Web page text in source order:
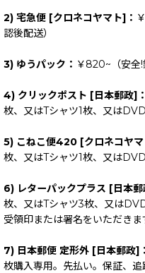
2) 宅急便 [クロネコヤマト]：
認後配送）
3) ゆうパック： ￥820~（安全!
4) クリックポスト [日本郵政]：
枚、又はTシャツ1枚、又は
5) こねこ便420 [クロネコヤマ
枚、又はTシャツ1枚、又は
6) レターパックプラス [日本郵
枚、又はTシャツ3枚、又は
受領印または署名をいただきま
7) 日本郵便 定形外 [日本郵政]：
枚購入専用。先払い。保証、